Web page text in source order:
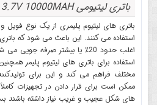
باتری لیتیومی 3.7V 10000MAH مدل 1260110
باتری های لیتیوم پلیمری از یک نوع فویل
استفاده می کنند. این باعث می شود که
اغلب حدود 20٪ یا بیشتر صرفه
استفاده برای باتری های لیتیوم پلیمر
مختلف فراهم می کند و این برای
ممکن است برای قرار دادن در تجهیزات
های شکل عجیب و غریب نیاز داشته باشند